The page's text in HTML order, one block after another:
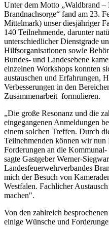
Unter dem Motto „Waldbrand
Brandnachsorge“ fand am 23.
Mittelmark) unser diesjähriger
140 Teilnehmende, darunter
unterschiedlicher Dienstgrade
Hilfsorganisationen sowie
Bundes- und Landesebene
einzelnen Workshops konnten
austauschen und Erfahrungen,
Verbesserungen in den
Zusammenarbeit formulieren.
„Die große Resonanz und die
eingegangenen Anmeldungen
einem solchen Treffen. Durch
Teilnehmenden können wir
Forderungen an die
sagte Gastgeber Werner-
Landesfeuerwehrverbandes
mich der Besuch von
Westfalen. Fachlicher
machen".
Von den zahlreich
einige Wünsche und